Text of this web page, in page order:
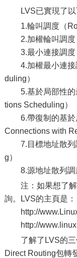
LVS已實現了
1.輪叫調度（
2.加權輪叫調度
3.最小連接調度
4.加權最小連接
duling）
5.基於局部性的
tions Scheduling）
6.帶復制的基於
Connections with
7.目標地址散列
g）
8.源地址散列調
注：如果想了
詢。LVS的主頁是：
http://
http://
了解了LVS的
Direct Routing包轉